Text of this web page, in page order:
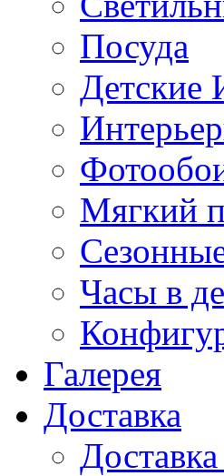
Посуда
Детские
Мягкий
Часы в
Галерея
Доставка